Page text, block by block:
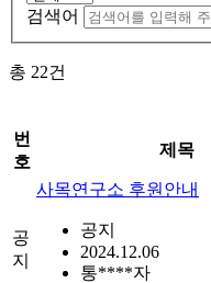
검색어
총 22건
번
호
제목
공
지
사목연구소 후원안내
공지
2024.12.06
통****자